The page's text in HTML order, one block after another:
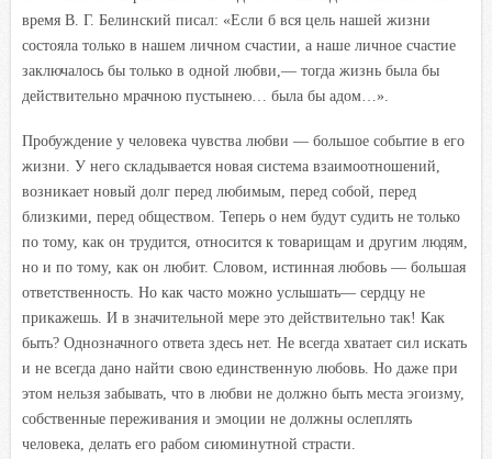
время В. Г. Белинский писал: «Если б вся цель нашей жизни
состояла только в нашем личном счастии, а наше личное счастие
заключалось бы только в одной любви,— тогда жизнь была бы
действительно мрачною пустынею… была бы адом…».
Пробуждение у человека чувства любви — большое событие в его
жизни. У него складывается новая система взаимоотношений,
возникает новый долг перед любимым, перед собой, перед
близкими, перед обществом. Теперь о нем будут судить не только
по тому, как он трудится, относится к товарищам и другим людям,
но и по тому, как он любит. Словом, истинная любовь — большая
ответственность. Но как часто можно услышать— сердцу не
прикажешь. И в значительной мере это действительно так! Как
быть? Однозначного ответа здесь нет. Не всегда хватает сил искать
и не всегда дано найти свою единственную любовь. Но даже при
этом нельзя забывать, что в любви не должно быть места эгоизму,
собственные переживания и эмоции не должны ослеплять
человека, делать его рабом сиюминутной страсти.